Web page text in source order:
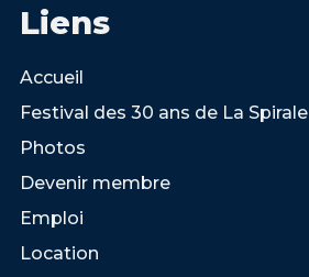
Liens
Accueil
Festival des 30 ans de La Spirale
Photos
Devenir membre
Emploi
Location